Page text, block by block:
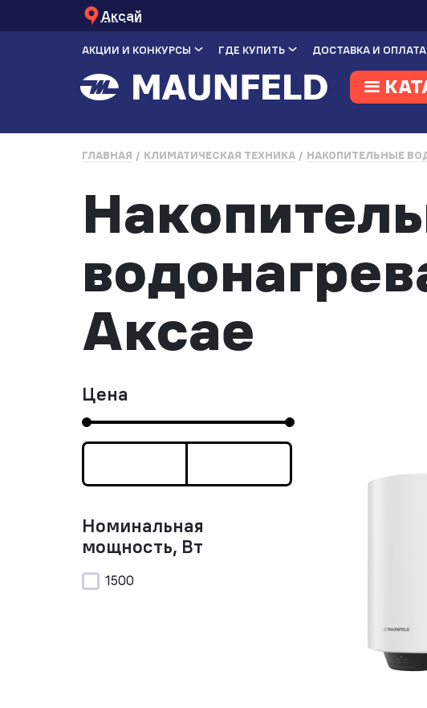
Аксай
АКЦИИ И КОНКУРСЫ ГДЕ КУПИТЬ ДОСТАВКА И ОПЛАТА
ГЛАВНАЯ КЛИМАТИЧЕСКАЯ ТЕХНИКА НАКОПИТЕЛЬНЫЕ
Аксае
Цена
Номинальная
мощность, Вт
1500